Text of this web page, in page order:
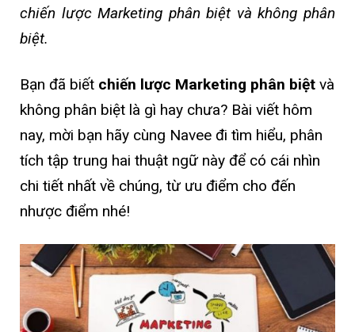
chiến lược Marketing phân biệt và không phân
biệt.
Bạn đã biết chiến lược Marketing phân biệt và
không phân biệt là gì hay chưa? Bài viết hôm
nay, mời bạn hãy cùng Navee đi tìm hiểu, phân
tích tập trung hai thuật ngữ này để có cái nhìn
chi tiết nhất về chúng, từ ưu điểm cho đến
nhược điểm nhé!